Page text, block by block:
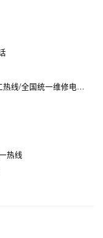
国统一维修电话是多少
热线